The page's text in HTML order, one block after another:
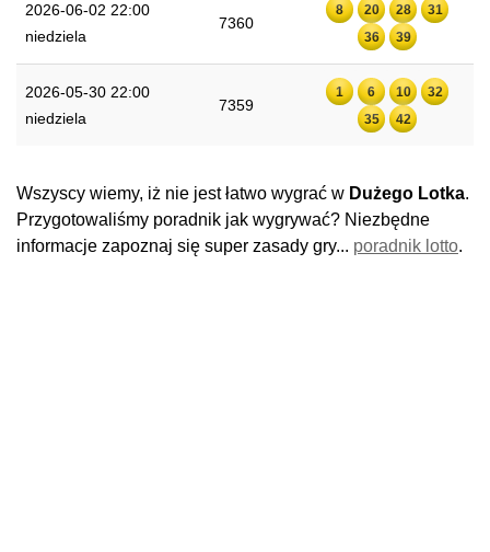
2026-06-02 22:00
niedziela
7360
8 20 28
31
36
39
2026-05-30 22:00
niedziela
7359
1 6 10
32
35
42
Wszyscy wiemy, iż nie jest łatwo wygrać w Dużego Lotka.
Przygotowaliśmy poradnik jak wygrywać? Niezbędne
informacje zapoznaj się super zasady gry... poradnik lotto.